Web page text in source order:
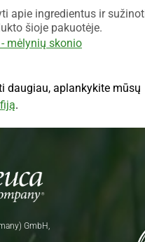
apie ingredientus ir
šioje pakuotėje.
mėlynių skonio
daugiau, aplankykite mūsų
.
GmbH,